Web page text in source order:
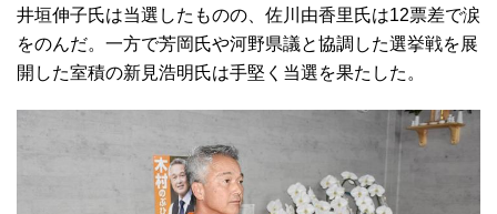
井垣伸子氏は当選したものの、佐川由香里氏は12票差で涙
をのんだ。一方で芳岡氏や河野県議と協調した選挙戦を展
開した室積の新見浩明氏は手堅く当選を果たした。